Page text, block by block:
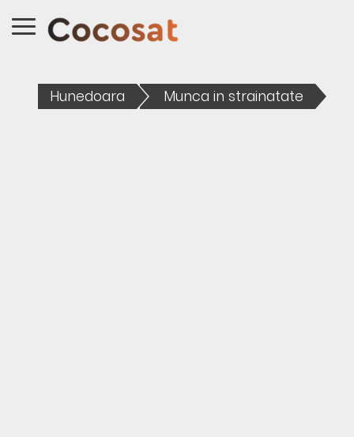
Hunedoara Munca in strainatate